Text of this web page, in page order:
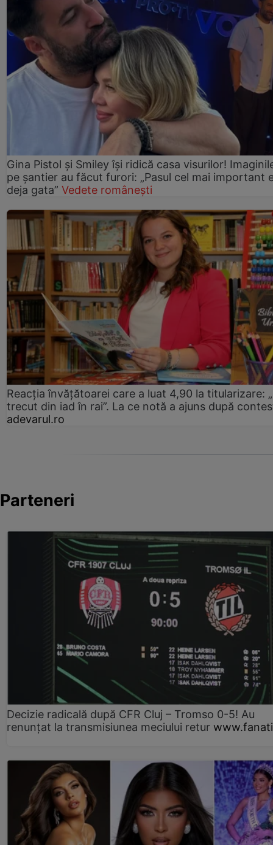
Gina Pistol și Smiley își ridică casa visurilor!
pe șantier au făcut furori: „Pasul cel mai important
deja gata” Vedete românești
Reacția învățătoarei care a luat 4,90 la titularizare:
trecut din iad în rai”. La ce notă a ajuns după
adevarul.ro
Parteneri
Decizie radicală după CFR Cluj – Tromso 0-5! Au
renunțat la transmisiunea meciului retur